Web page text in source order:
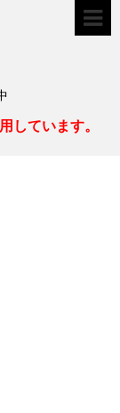
しています。